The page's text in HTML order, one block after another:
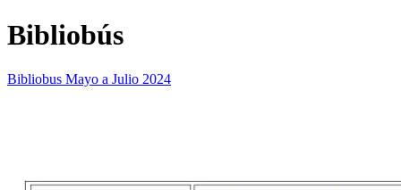
Bibliobús
Bibliobus Mayo a Julio 2024